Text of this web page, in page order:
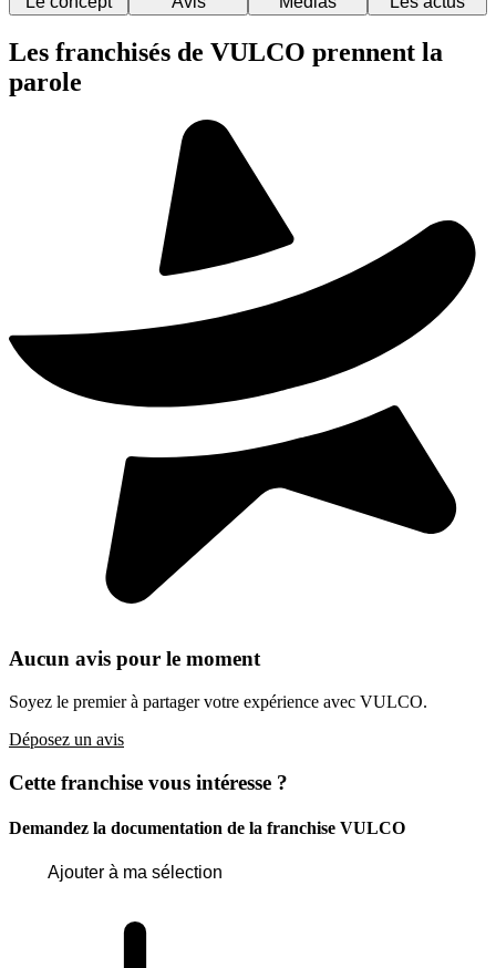
Les franchisés de VULCO prennent la
parole
Aucun avis pour le moment
Soyez le premier à partager votre expérience avec VULCO.
Déposez un avis
Cette franchise vous intéresse ?
Demandez la documentation de la franchise VULCO
Ajouter à ma sélection